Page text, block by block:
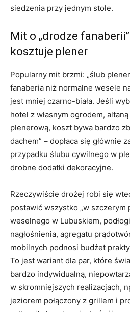
siedzenia przy jednym stole.
Mit o „drodze
kosztuje plener
Popularny mit brzmi: „ślub
fanaberia niż normalne wesele
jest mniej czarno-biała. Jeśli
hotel z własnym ogrodem,
plenerową, koszt bywa bardzo
dachem” – dopłaca się głównie
przypadku ślubu cywilnego w
drobne dodatki dekoracyjne.
Rzeczywiście drożej robi się
postawić wszystko „w szczerym
weselnego w Lubuskiem,
nagłośnienia, agregatu
mobilnych podnosi budżet
To jest wariant dla par, które
bardzo indywidualną,
w skromniejszych realizacjach,
jeziorem połączony z grillem i